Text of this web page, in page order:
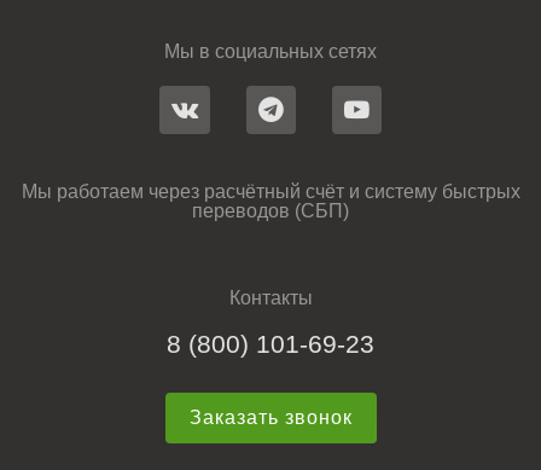
Мы в социальных сетях
Мы работаем через расчётный счёт и систему быстрых
переводов (СБП)
Контакты
8 (800) 101-69-23
Заказать звонок